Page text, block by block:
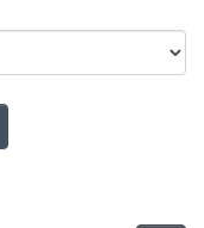
by Subject